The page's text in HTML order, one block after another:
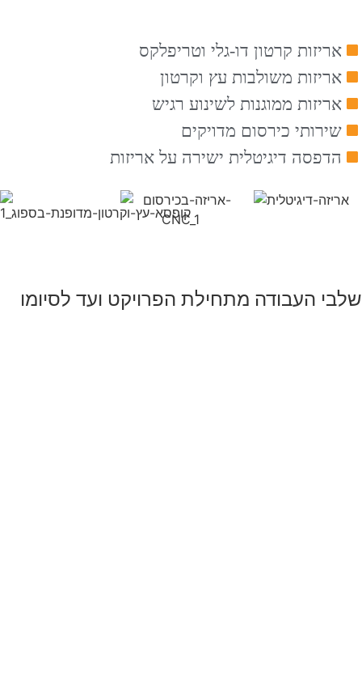
אריזות קרטון דו-גלי וטריפלקס
אריזות משולבות עץ וקרטון
אריזות ממוגנות לשינוע רגיש
שירותי כירסום מדויקים
הדפסה דיגיטלית ישירה על אריזות
שלבי העבודה מתחילת הפרויקט ועד לסיומו